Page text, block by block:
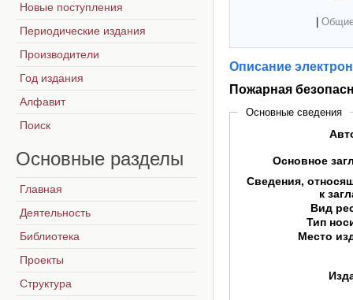
Описание
Пожарная
Основные сведения
Основное
Сведения,
к
Вид
Тип
Место
Новые поступления
Периодические издания
Производители
Год издания
Алфавит
Поиск
Основные разделы
Главная
Деятельность
Библиотека
Проекты
Структура